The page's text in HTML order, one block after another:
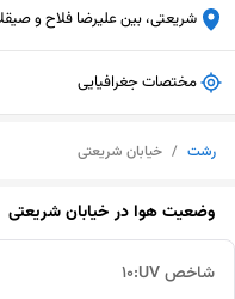
شریعتی، بین علیرضا فلاح و
مختصات جغرافیایی
رشت / خیابان شریعتی
وضعیت هوا درخیابان شریعتی
شاخص UV: 10